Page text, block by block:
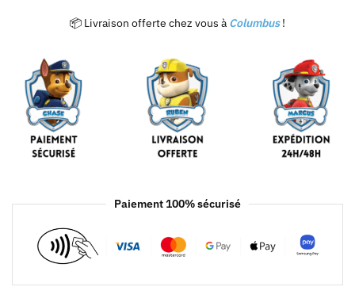
📦 Livraison offerte chez vous à Columbus!
Paiement 100% sécurisé